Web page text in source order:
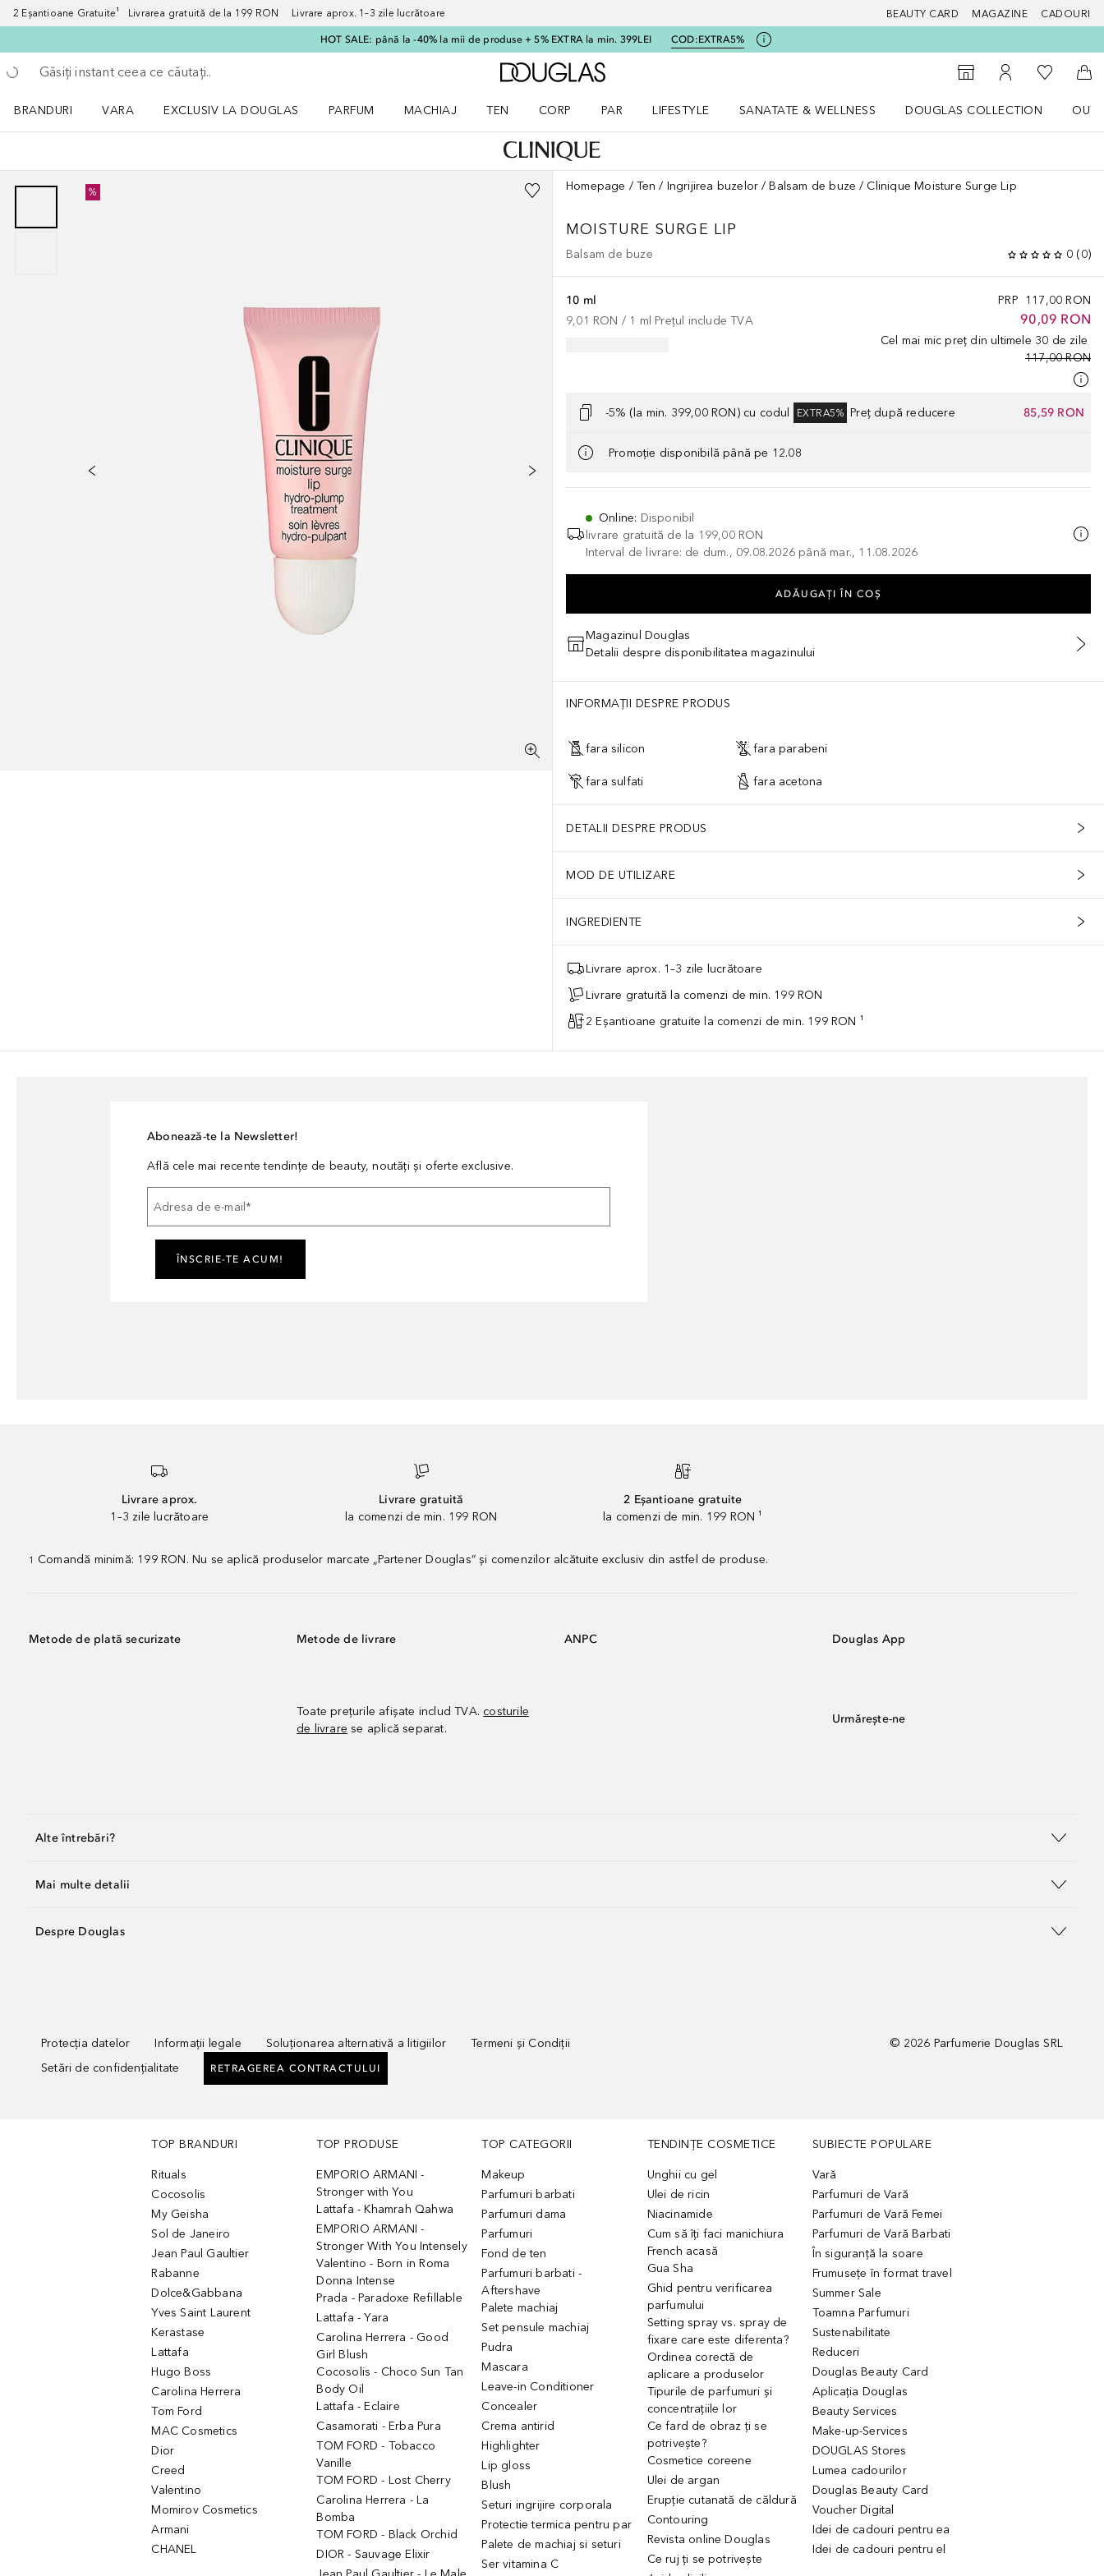
2 Eșantioane Gratuite¹ Livrarea gratuită de la 199 RON Livrare aprox. 1–3 zile lucrătoare BEAUTY CARD MAGAZINE CADOURI
HOT SALE: până la -40% la mii de produse + 5% EXTRA la min. 399LEI COD:EXTRA5%
Înapoi
Executați căutarea
Către pagina principală Douglas
Către Găsire magazin
Către Contul meu
Către
BRANDURI
VARA
EXCLUSIV LA DOUGLAS
PARFUM
MACHIAJ
TEN
CORP
PAR
LIFESTYLE
SANATATE & WELLNESS
DOUGLAS COLLECTION
% Homepage Ten Ingrijirea buzelor Balsam de buze Clinique Moisture Surge Lip
MOISTURE SURGE LIP
Balsam de buze 0 (0)
PRP 117,00 RON
90,09 RON
Cel mai mic preț din ultimele 30 de zile
117,00 RON
10 ml
9,01 RON / 1 ml Prețul include TVA
-5% (la min. 399,00 RON) cu codul EXTRA5% Preț după reducere 85,59 RON
Promoție disponibilă până pe 12.08
Online: Disponibil
livrare gratuită de la 199,00 RON
Interval de livrare: de dum., 09.08.2026 până mar., 11.08.2026
ADĂUGAȚI ÎN COŞ
Magazinul Douglas
Detalii despre disponibilitatea magazinului
INFORMAȚII DESPRE PRODUS
fara silicon fara parabeni
fara sulfati fara acetona
DETALII DESPRE PRODUS
MOD DE UTILIZARE
INGREDIENTE
Livrare aprox. 1–3 zile lucrătoare
Livrare gratuită la comenzi de min. 199 RON
2 Eșantioane gratuite la comenzi de min. 199 RON ¹
Abonează-te la Newsletter!
Află cele mai recente tendințe de beauty, noutăți și oferte exclusive.
Adresa de e-mail *
ÎNSCRIE-TE ACUM!
Livrare aprox.
1–3 zile lucrătoare
Livrare gratuită
la comenzi de min. 199 RON
2 Eșantioane gratuite
la comenzi de min. 199 RON ¹
1 Comandă minimă: 199 RON. Nu se aplică produselor marcate „Partener Douglas” și comenzilor alcătuite exclusiv din astfel de produse.
Metode de plată securizate Metode de livrare
Toate prețurile afișate includ TVA. costurile
de livrare se aplică separat.
ANPC Douglas App
Urmărește-ne
Alte întrebări?
Mai multe detalii
Despre Douglas
Protecția datelor Informații legale Soluționarea alternativă a litigiilor
Termeni și Condiții
Setări de confidențialitate
RETRAGEREA CONTRACTULUI
© 2026 Parfumerie Douglas SRL
TOP BRANDURI
Rituals
Cocosolis
My Geisha
Sol de Janeiro
Jean Paul Gaultier
Rabanne
Dolce&Gabbana
Yves Saint Laurent
Kerastase
Lattafa
Hugo Boss
Carolina Herrera
Tom Ford
MAC Cosmetics
Dior
Creed
Valentino
Momirov Cosmetics
Armani
CHANEL
TOP PRODUSE
EMPORIO ARMANI -
Stronger with You
Lattafa - Khamrah Qahwa
EMPORIO ARMANI -
Stronger With You Intensely
Valentino - Born in Roma
Donna Intense
Prada - Paradoxe Refillable
Lattafa - Yara
Carolina Herrera - Good
Girl Blush
Cocosolis - Choco Sun Tan
Body Oil
Lattafa - Eclaire
Casamorati - Erba Pura
TOM FORD - Tobacco
Vanille
TOM FORD - Lost Cherry
Carolina Herrera - La
Bomba
TOM FORD - Black Orchid
DIOR - Sauvage Elixir
TOP CATEGORII
Makeup
Parfumuri barbati
Parfumuri dama
Parfumuri
Fond de ten
Parfumuri barbati -
Aftershave
Palete machiaj
Set pensule machiaj
Pudra
Mascara
Leave-in Conditioner
Concealer
Crema antirid
Highlighter
Lip gloss
Blush
Seturi ingrijire corporala
Protectie termica pentru par
Palete de machiaj si seturi
Ser vitamina C
TENDINȚE COSMETICE
Unghii cu gel
Ulei de ricin
Niacinamide
Cum să îți faci manichiura
French acasă
Gua Sha
Ghid pentru verificarea
parfumului
Setting spray vs. spray de
fixare care este diferenta?
Ordinea corectă de
aplicare a produselor
Tipurile de parfumuri și
concentrațiile lor
Ce fard de obraz ți se
potrivește?
Cosmetice coreene
Ulei de argan
Erupție cutanată de căldură
Contouring
Revista online Douglas
Ce ruj ți se potrivește
SUBIECTE POPULARE
Vară
Parfumuri de Vară
Parfumuri de Vară Femei
Parfumuri de Vară Barbati
În siguranță la soare
Frumusețe în format travel
Summer Sale
Toamna Parfumuri
Sustenabilitate
Reduceri
Douglas Beauty Card
Aplicația Douglas
Beauty Services
Make-up-Services
DOUGLAS Stores
Lumea cadourilor
Douglas Beauty Card
Voucher Digital
Idei de cadouri pentru ea
Idei de cadouri pentru el